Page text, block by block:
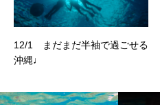
12/1 まだまだ半袖で過ごせる
沖縄♩